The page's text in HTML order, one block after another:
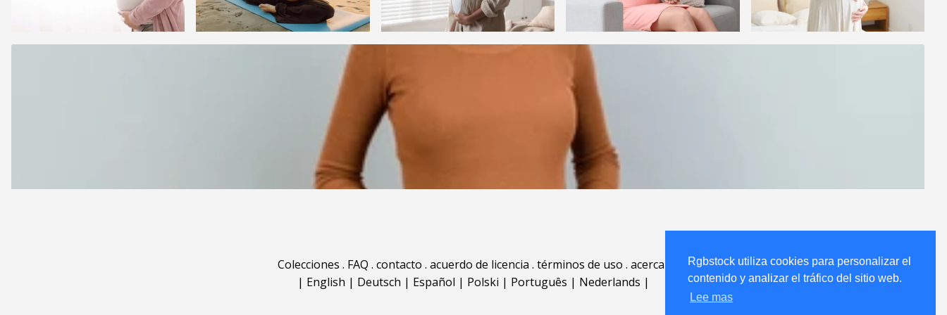
Rgbstock utiliza cookies para personalizar el
contenido y analizar el tráfico del sitio web.
Lee mas
Colecciones . FAQ . contacto . acuerdo de licencia . términos de uso . acerca
| English | Deutsch | Español | Polski | Português | Nederlands |